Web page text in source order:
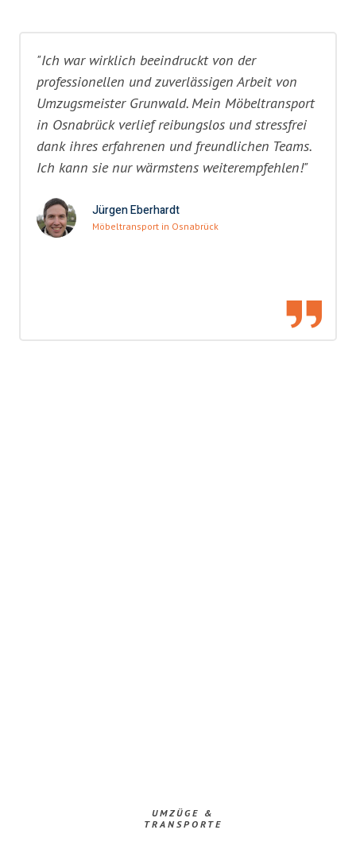
"Ich war wirklich beeindruckt von der
professionellen und zuverlässigen Arbeit von
Umzugsmeister Grunwald. Mein Möbeltransport
in Osnabrück verlief reibungslos und stressfrei
dank ihres erfahrenen und freundlichen Teams.
Ich kann sie nur wärmstens weiterempfehlen!"
Jürgen Eberhardt
Möbeltransport in Osnabrück
UMZÜGE &
TRANSPORTE